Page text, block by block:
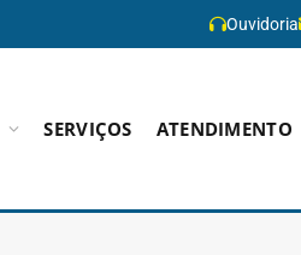
Ouvidoria
SERVIÇOS ATENDIMENTO